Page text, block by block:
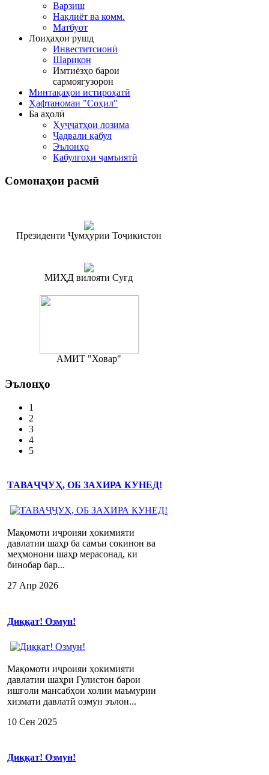
Варзиш
Нақлиёт ва комм.
Матбуот
Лоиҳаҳои рушд
Инвеститсионӣ
Шарикон
Имтиёзҳо барои
сармоягузорон
Минтақаҳои истироҳатӣ
Ҳафтаномаи "Соҳил"
Ба аҳолӣ
Ҳуҷҷатҳои лозима
Ҷадвали қабул
Эълонҳо
Қабулгоҳи ҷамъиятӣ
Сомонаҳои расмӣ
Президенти Ҷумҳурии Тоҷикистон
МИҲД вилояти Суғд
АМИТ "Ховар"
Эълонҳо
1
2
3
4
5
ТАВАҶҶУҲ, ОБ ЗАХИРА КУНЕД!
Мақомоти иҷроияи ҳокимияти
давлатии шаҳр ба самъи сокинон ва
меҳмонони шаҳр мерасонад, ки
бинобар бар...
27 Апр 2026
Диққат! Озмун!
Мақомоти иҷроияи ҳокимияти
давлатии шаҳри Гулистон барои
ишғоли мансабҳои холии маъмурии
хизмати давлатӣ озмун эълон...
10 Сен 2025
Диққат! Озмун!